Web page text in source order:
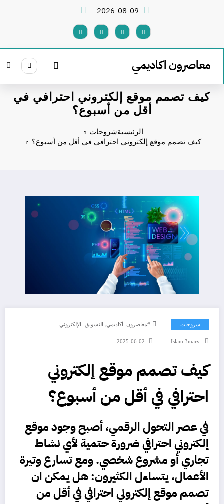
2026-08-09
معاصرون اكاديمي
كيف تصمم موقع إلكتروني احترافي في
أقل من أسبوع؟
الرئيسيةشروحات
كيف تصمم موقع إلكتروني احترافي في أقل من أسبوع؟
شروحات #معاصرون_أكاديمي, التسويق -الإلكتروني
Islam 3mary
2025-06-02
كيف تصمم موقع إلكتروني
احترافي في أقل من أسبوع؟
في عصر التحول الرقمي، أصبح وجود موقع
إلكتروني احترافي ضرورة حتمية لأي نشاط
تجاري أو مشروع شخصي. ومع تسارع وتيرة
الأعمال، يتساءل الكثيرون:هل يمكن ان
تصمم موقع إلكتروني احترافي في أقل من